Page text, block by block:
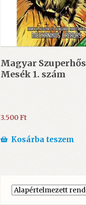
Magyar Szuperhős
Mesék 1. szám
3.500Ft
Kosárba teszem